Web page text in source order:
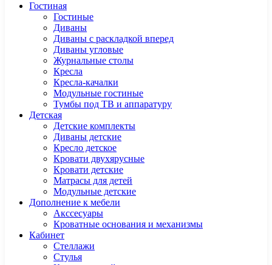
Гостиная
Гостиные
Диваны
Диваны с раскладкой вперед
Диваны угловые
Журнальные столы
Кресла
Кресла-качалки
Модульные гостиные
Тумбы под ТВ и аппаратуру
Детская
Детские комплекты
Диваны детские
Кресло детское
Кровати двухярусные
Кровати детские
Матрасы для детей
Модульные детские
Дополнение к мебели
Акссесуары
Кроватные основания и механизмы
Кабинет
Cтеллажи
Cтулья